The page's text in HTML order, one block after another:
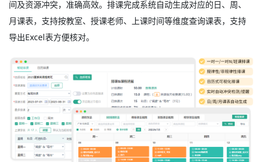
间及资源冲突，准确高效。排课完成系统自动生成对应的日、周、
月课表，支持按教室、授课老师、上课时间等维度查询课表，支持
导出Excel表方便核对。